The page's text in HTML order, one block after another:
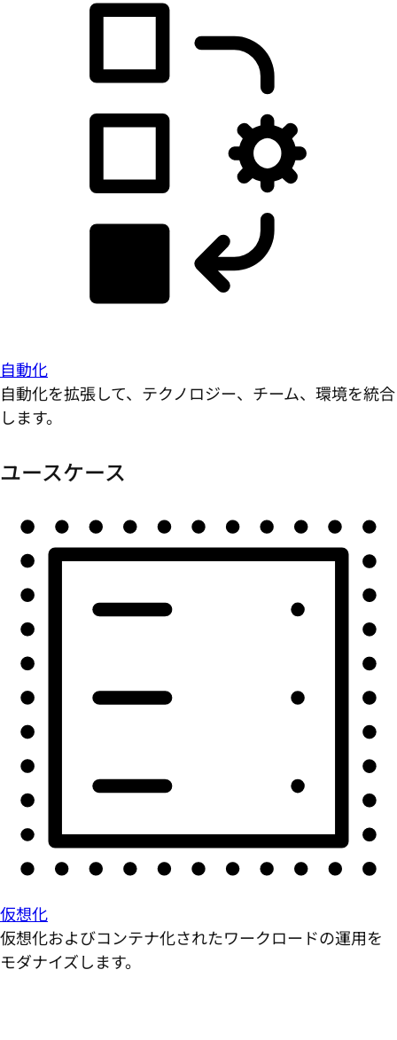
自動化
自動化を拡張して、テクノロジー、チーム、環境を統合
します。
ユースケース
仮想化
仮想化およびコンテナ化されたワークロードの運用を
モダナイズします。